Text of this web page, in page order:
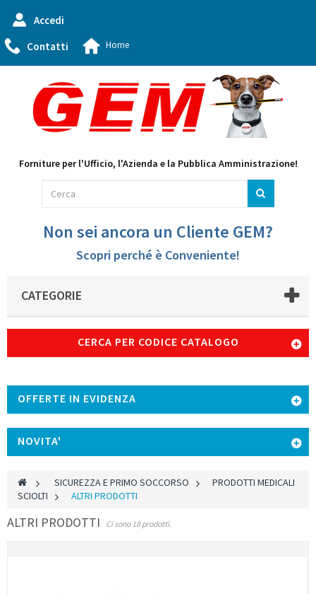
Accedi
Contatti
Home
Forniture per l'Ufficio, l'Azienda e la Pubblica Amministrazione!
Non sei ancora un Cliente GEM?
Scopri perché è Conveniente!
CATEGORIE
CERCA PER CODICE CATALOGO
OFFERTE IN EVIDENZA
NOVITA'
> SICUREZZA E PRIMO SOCCORSO >
PRODOTTI MEDICALI
SCIOLTI
> ALTRI PRODOTTI
ALTRI PRODOTTI Ci sono 18 prodotti.